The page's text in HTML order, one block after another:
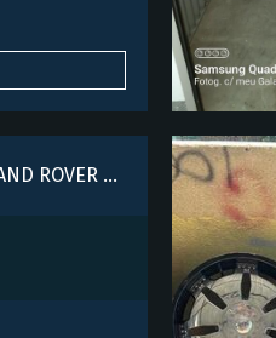
ARO COM PNEU MEIA VIDA - LAND ROVER - 5 FUROS